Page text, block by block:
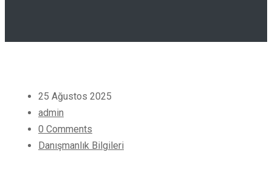
25 Ağustos 2025
admin
0 Comments
Danışmanlık Bilgileri